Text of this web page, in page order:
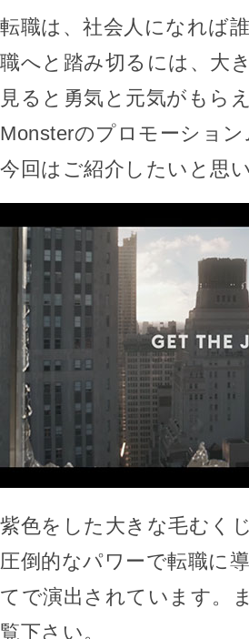
転職は、社会人になれば
職へと踏み切るには、大
見ると勇気と元気がもら
Monsterのプロモーショ
今回はご紹介したいと思い
紫色をした大きな毛むく
圧倒的なパワーで転職に
てで演出されています。
覧下さい。